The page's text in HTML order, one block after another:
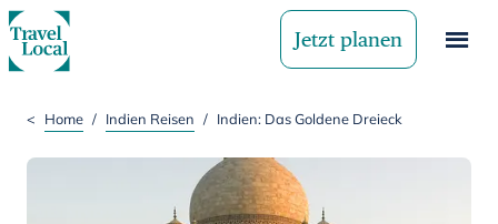
Jetzt planen
< Home / Indien Reisen / Indien: Das Goldene Dreieck